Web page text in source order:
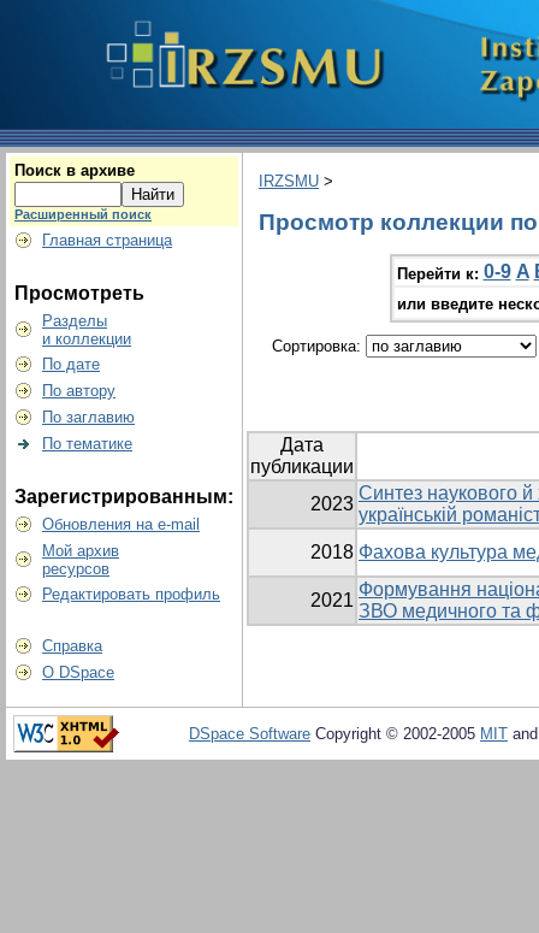
Поиск в архиве
Расширенный поиск
Главная страница
Просмотреть
Разделы
и коллекции
По дате
По автору
По заглавию
По тематике
Зарегистрированным:
Обновления на e-mail
Мой архив
ресурсов
Редактировать профиль
Справка
О DSpace
IRZSMU >
Просмотр коллекции
Перейти к: 0-9 A
или введите
Сортировка:
Дата
публикации
2023
Синтез наукового й
українській
2018 Фахова культура
2021
Формування
ЗВО медичного та
DSpace Software Copyright © 2002-2005 MIT